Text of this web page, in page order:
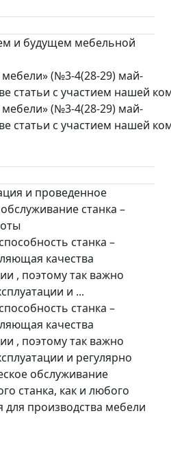
и будущем мебельной
(№3-4(28-29) май-
статьи с участием нашей
(№3-4(28-29) май-
статьи с участием нашей
и проведенное
станка –
станка –
качества
, поэтому так важно
и ...
станка –
качества
, поэтому так важно
и регулярно
обслуживание
станка, как и любого
для производства мебели